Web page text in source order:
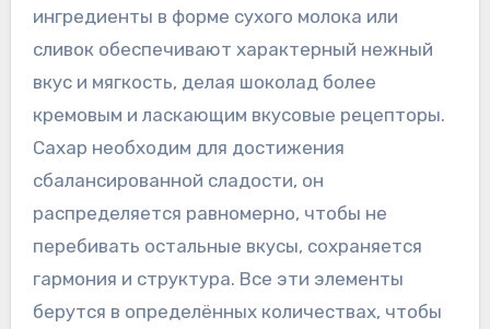
ингредиенты в форме сухого молока или
сливок обеспечивают характерный нежный
вкус и мягкость, делая шоколад более
кремовым и ласкающим вкусовые рецепторы.
Сахар необходим для достижения
сбалансированной сладости, он
распределяется равномерно, чтобы не
перебивать остальные вкусы, сохраняется
гармония и структура. Все эти элементы
берутся в определённых количествах, чтобы